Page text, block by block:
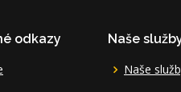
odkazy
Naše
Naše